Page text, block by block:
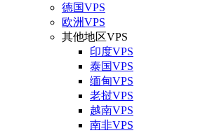
德国VPS
欧洲VPS
其他地区VPS
印度VPS
泰国VPS
缅甸VPS
老挝VPS
越南VPS
南非VPS